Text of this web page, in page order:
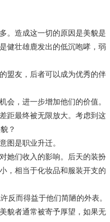
。造成这一切的原因是美貌是
健壮雄鹿发出的低沉咆哮，弱
盟友，后者可以成为优秀的伴
会，进一步增加他们的价值。
距最终被无限放大。考虑到这
？
图是职业升迁。
她们收入的影响。后天的装扮
，相当于化妆品和服装开支的
反而得益于他们简陋的外表。
貌者通常被寄予厚望，如果无